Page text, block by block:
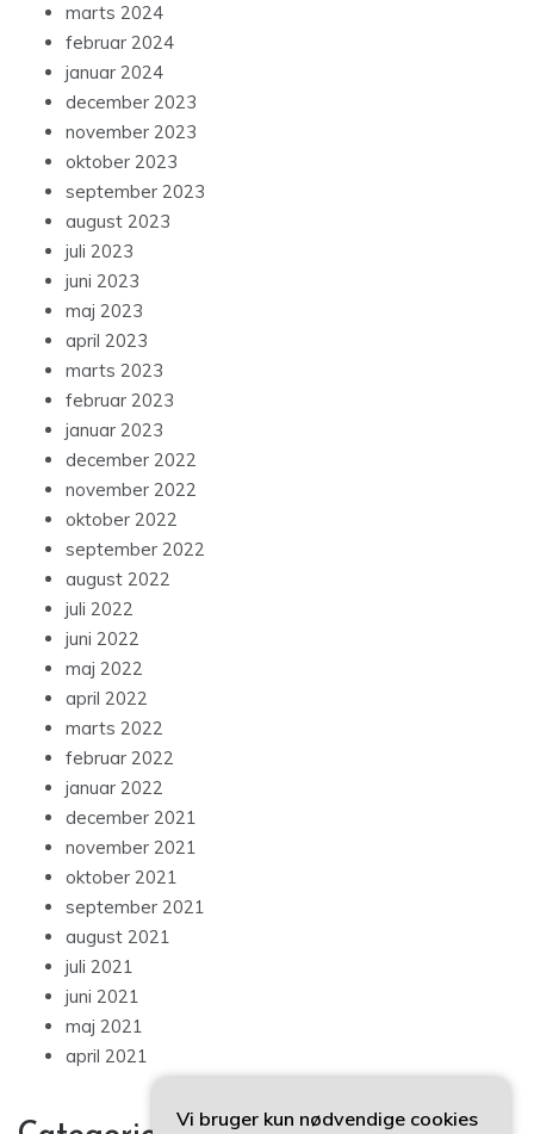
marts 2024
februar 2024
januar 2024
december 2023
november 2023
oktober 2023
september 2023
august 2023
juli 2023
juni 2023
maj 2023
april 2023
marts 2023
februar 2023
januar 2023
december 2022
november 2022
oktober 2022
september 2022
august 2022
juli 2022
juni 2022
maj 2022
april 2022
marts 2022
februar 2022
januar 2022
december 2021
november 2021
oktober 2021
september 2021
august 2021
juli 2021
juni 2021
maj 2021
april 2021
Vi bruger kun nødvendige cookies